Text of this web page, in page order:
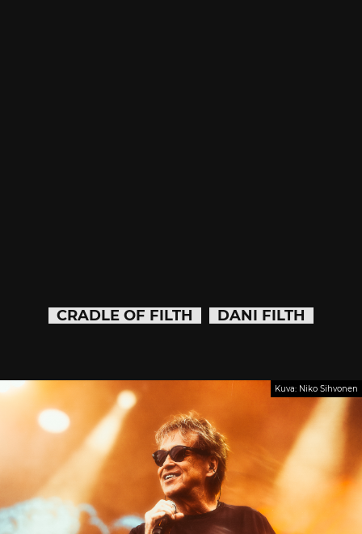
CRADLE OF FILTH DANI FILTH
Kuva: Niko Sihvonen